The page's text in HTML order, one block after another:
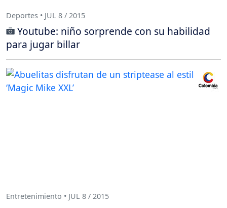
Deportes • JUL 8 / 2015
Youtube: niño sorprende con su habilidad
para jugar billar
Entretenimiento • JUL 8 / 2015